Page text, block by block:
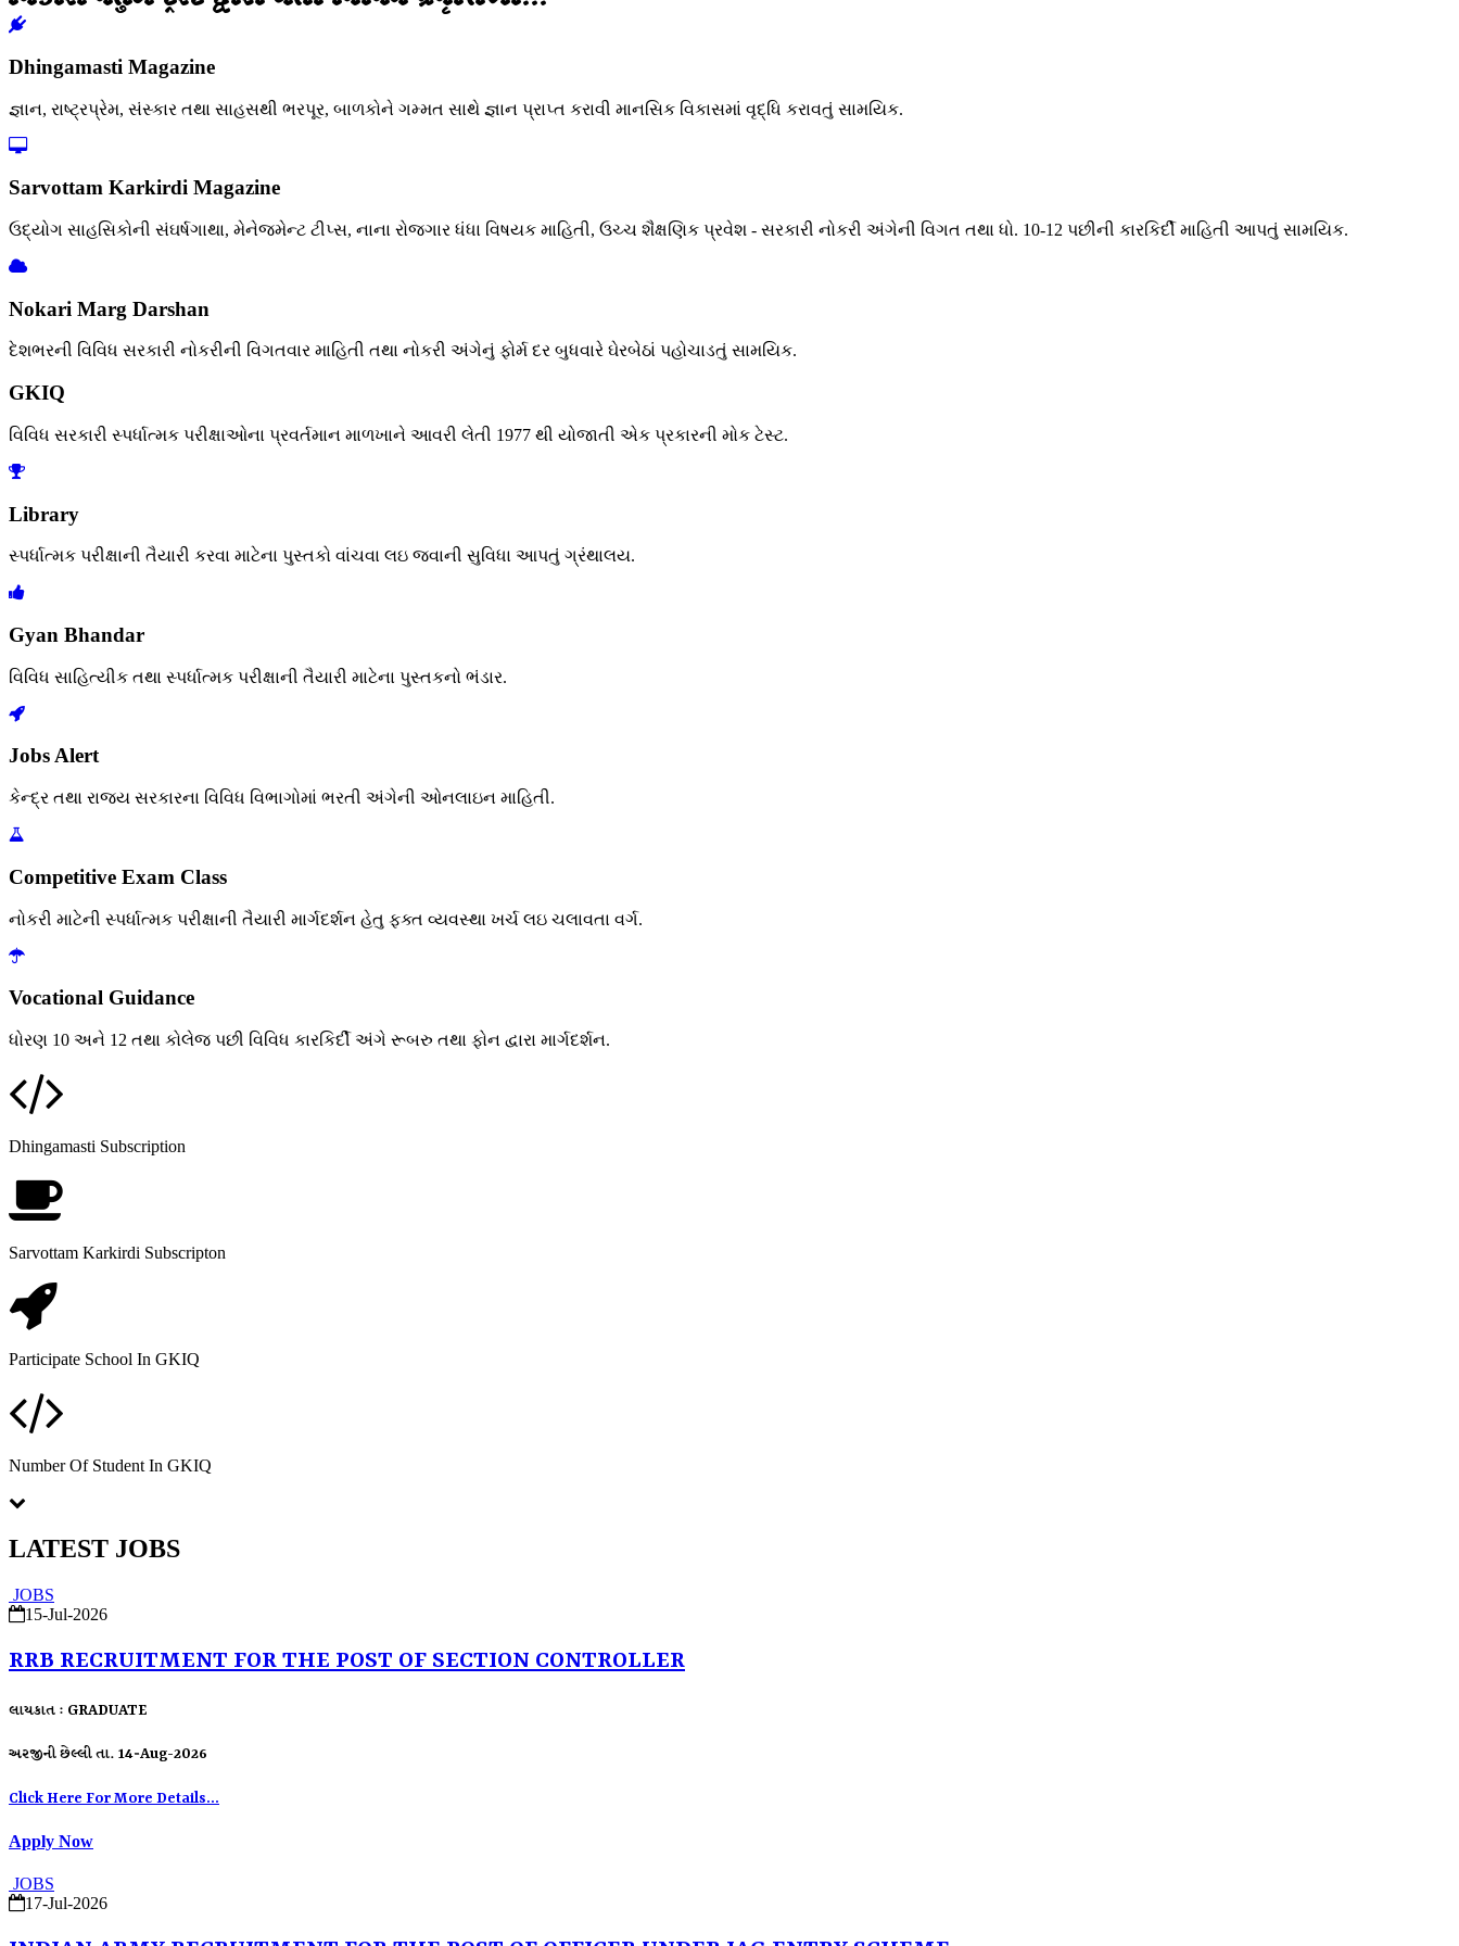
Dhingamasti Magazine
જ્ઞાન, રાષ્ટ્રપ્રેમ, સંસ્કાર તથા સાહસથી ભરપૂર, બાળકોને ગમ્મત સાથે જ્ઞાન પ્રાપ્ત કરાવી માનસિક વિકાસમાં વૃદ્ધિ કરાવતું સામયિક.
Sarvottam Karkirdi Magazine
ઉદ્યોગ સાહસિકોની સંઘર્ષગાથા, મેનેજમેન્ટ ટીપ્સ, નાના રોજગાર ધંધા વિષયક માહિતી, ઉચ્ચ શૈક્ષણિક પ્રવેશ - સરકારી નોકરી અંગેની વિગત તથા ધો. 10-12 પછીની કારકિર્દી માહિતી આપતું સામયિક.
Nokari Marg Darshan
દેશભરની વિવિધ સરકારી નોકરીની વિગતવાર માહિતી તથા નોકરી અંગેનું ફોર્મ દર બુધવારે ઘેરબેઠાં પહોચાડતું સામયિક.
GKIQ
વિવિધ સરકારી સ્પર્ધાત્મક પરીક્ષાઓના પ્રવર્તમાન માળખાને આવરી લેતી 1977 થી યોજાતી એક પ્રકારની મોક ટેસ્ટ.
Library
સ્પર્ધાત્મક પરીક્ષાની તૈયારી કરવા માટેના પુસ્તકો વાંચવા લઇ જવાની સુવિધા આપતું ગ્રંથાલય.
Gyan Bhandar
વિવિધ સાહિત્યીક તથા સ્પર્ધાત્મક પરીક્ષાની તૈયારી માટેના પુસ્તકનો ભંડાર.
Jobs Alert
કેન્દ્ર તથા રાજ્ય સરકારના વિવિધ વિભાગોમાં ભરતી અંગેની ઓનલાઇન માહિતી.
Competitive Exam Class
નોકરી માટેની સ્પર્ધાત્મક પરીક્ષાની તૈયારી માર્ગદર્શન હેતુ ફક્ત વ્યવસ્થા ખર્ચ લઇ ચલાવતા વર્ગ.
Vocational Guidance
ધોરણ 10 અને 12 તથા કોલેજ પછી વિવિધ કારકિર્દી અંગે રૂબરુ તથા ફોન દ્વારા માર્ગદર્શન.
Dhingamasti Subscription
Sarvottam Karkirdi Subscripton
Participate School In GKIQ
Number Of Student In GKIQ
LATEST JOBS
JOBS
15-Jul-2026
RRB RECRUITMENT FOR THE POST OF SECTION CONTROLLER
લાયકાત : GRADUATE
અરજીની છેલ્લી તા. 14-Aug-2026
Click Here For More Details...
Apply Now
JOBS
17-Jul-2026